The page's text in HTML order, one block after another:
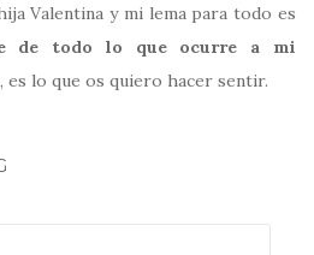
Valentina y mi lema para todo es
de todo lo que ocurre a mi
es lo que os quiero hacer sentir.